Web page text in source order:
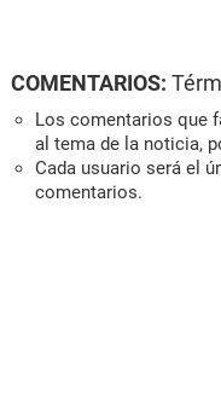
COMENTARIOS:
Los comentarios que
al tema de la noticia,
Cada usuario será el
comentarios.